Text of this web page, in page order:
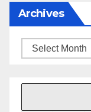
Archives
Archives